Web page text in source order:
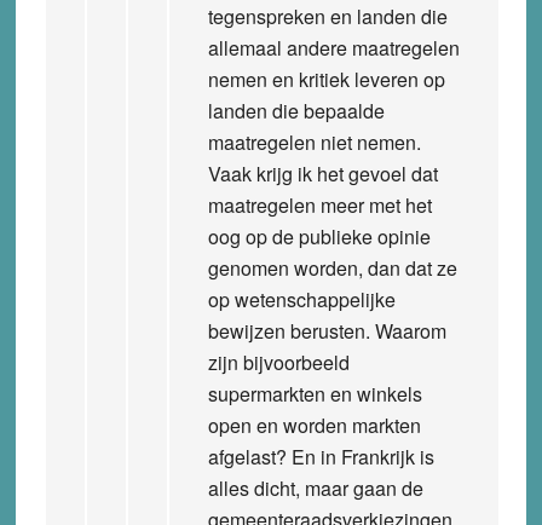
tegenspreken en landen die
allemaal andere maatregelen
nemen en kritiek leveren op
landen die bepaalde
maatregelen niet nemen.
Vaak krijg ik het gevoel dat
maatregelen meer met het
oog op de publieke opinie
genomen worden, dan dat ze
op wetenschappelijke
bewijzen berusten. Waarom
zijn bijvoorbeeld
supermarkten en winkels
open en worden markten
afgelast? En in Frankrijk is
alles dicht, maar gaan de